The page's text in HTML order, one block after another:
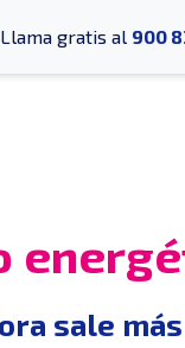
Llama gratis al 900
sale